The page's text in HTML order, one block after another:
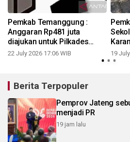
Pemkab Temanggung :
Anggaran Rp481 juta
diajukan untuk Pilkades
2026
22 July 2026 17:06 WIB 19
Berita Terpopuler
Pemprov Jateng
menjadi PR
19 jam lalu